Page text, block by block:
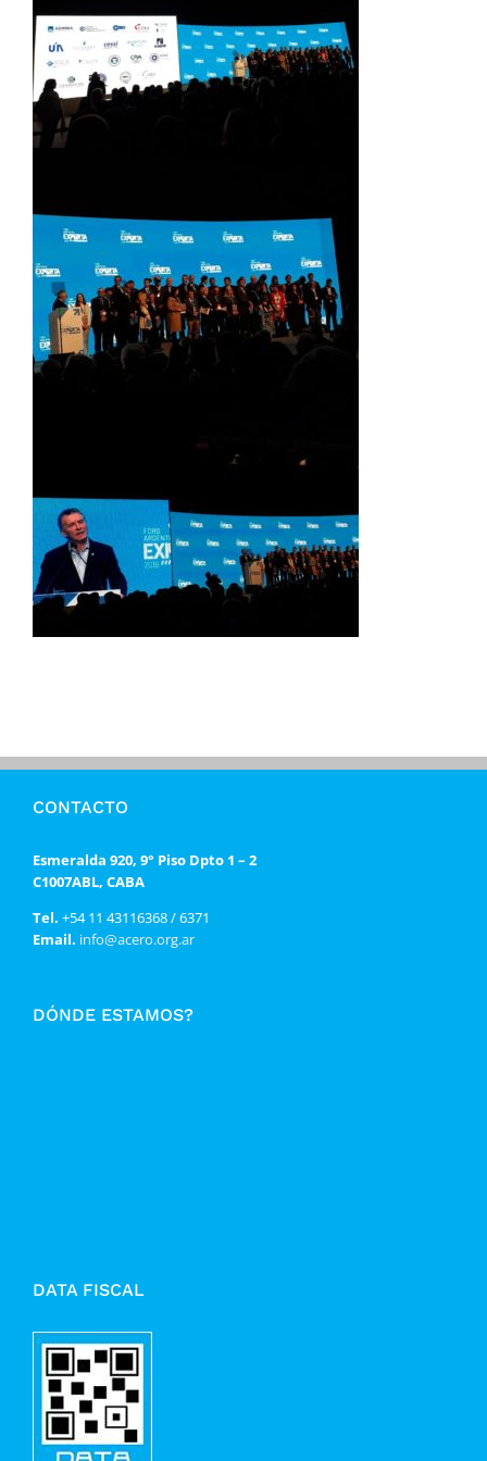
CONTACTO
Esmeralda 920, 9° Piso Dpto 1 – 2
C1007ABL, CABA
Tel. +54 11 43116368 / 6371
Email. info@acero.org.ar
DÓNDE ESTAMOS?
DATA FISCAL